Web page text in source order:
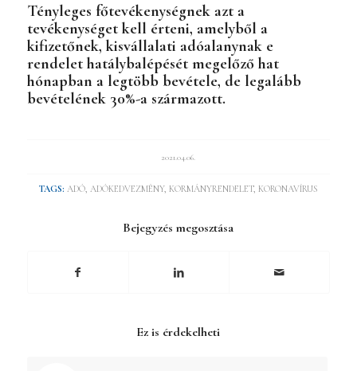
Tényleges főtevékenységnek azt a
tevékenységet kell érteni, amelyből a
kifizetőnek, kisvállalati adóalanynak e
rendelet hatálybalépését megelőző hat
hónapban a legtöbb bevétele, de legalább
bevételének 30%-a származott.
2021.04.06.
TAGS: ADÓ, ADÓKEDVEZMÉNY, KORMÁNYRENDELET, KORONAVÍRUS
Bejegyzés megosztása
Ez is érdekelheti